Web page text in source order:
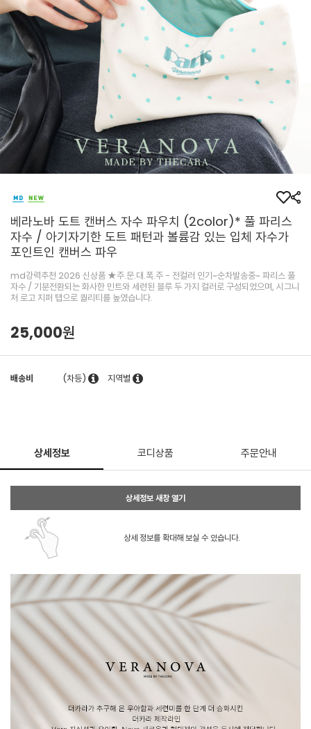
베라노바 도트 캔버스 자수 파우치 (2color)* 풀 파리스
자수 / 아기자기한 도트 패턴과 볼륨감 있는 입체 자수가
포인트인 캔버스 파우
md강력추천 2026 신상품 ★주.문.대.폭.주 - 전컬러 인기~순차발송중~ 파리스 풀
자수 / 기분전환되는 화사한 민트와 세련된 블루 두 가지 컬러로 구성되었으며, 시그니
처 로고 지퍼 탭으로 퀄리티를 높였습니다.
25,000원
배송비 (차등) 지역별
상세정보 코디상품 주문안내
상세정보 새창 열기
상세 정보를 확대해 보실 수 있습니다.